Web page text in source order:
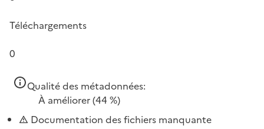
Téléchargements
0
Qualité des métadonnées:
À améliorer(44 %)
Documentation des fichiers manquante